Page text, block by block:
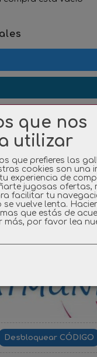
que nos
utilizar
que prefieres las
cookies son una
experiencia de
jugosas ofertas,
facilitar tu
se vuelve lenta.
que estás de
más, por favor lea